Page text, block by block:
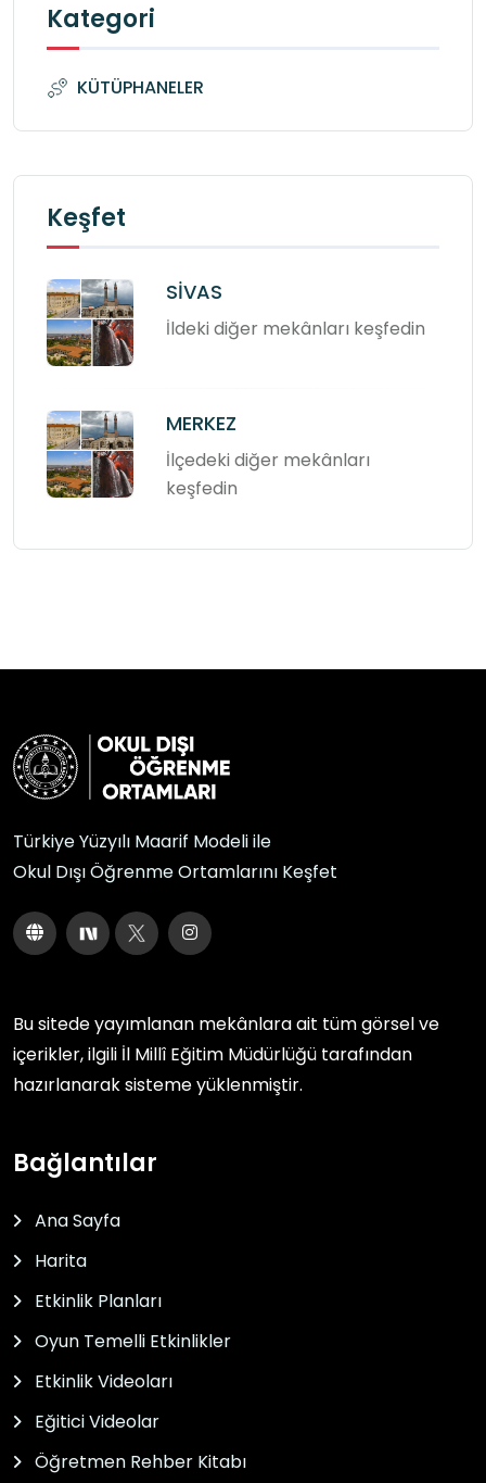
Kategori
KÜTÜPHANELER
Keşfet
SİVAS
İldeki diğer mekânları keşfedin
MERKEZ
İlçedeki diğer mekânları
keşfedin
Türkiye Yüzyılı Maarif Modeli ile
Okul Dışı Öğrenme Ortamlarını Keşfet
Bu sitede yayımlanan mekânlara ait tüm görsel ve
içerikler, ilgili İl Millî Eğitim Müdürlüğü tarafından
hazırlanarak sisteme yüklenmiştir.
Bağlantılar
Ana Sayfa
Harita
Etkinlik Planları
Oyun Temelli Etkinlikler
Etkinlik Videoları
Eğitici Videolar
Öğretmen Rehber Kitabı